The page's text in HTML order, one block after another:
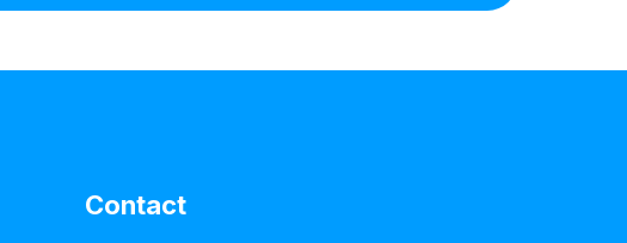
Contact